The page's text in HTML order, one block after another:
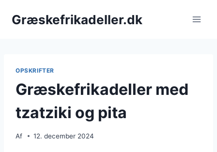
Græskefrikadeller.dk
OPSKRIFTER
Græskefrikadeller med
tzatziki og pita
Af 12. december 2024